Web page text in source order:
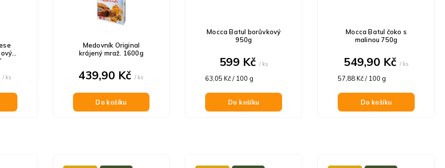
/ ks
Medovník Original
krájený mraž. 1600g
439,90 Kč/ ks
Do košíku
Mocca Batul borůvkový
950g
599 Kč/ ks
Měrná
63,05 Kč / 100 g
Do košíku
Mocca Batul čoko s
malinou 750g
549,90 Kč/ ks
Měrná
57,88 Kč / 100 g
Do košíku